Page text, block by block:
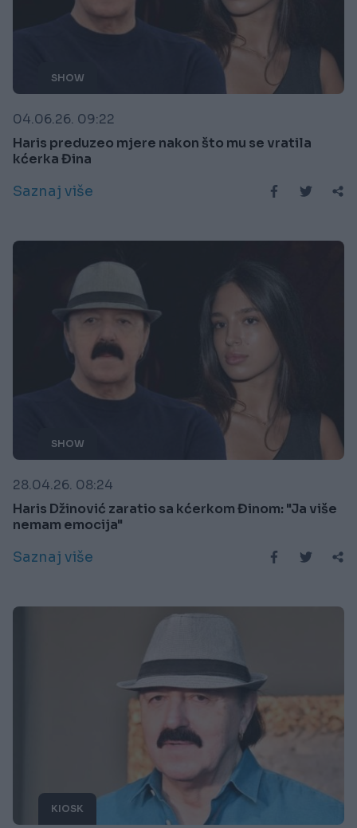
SHOW
04.06.26. 09:22
Haris preduzeo mjere nakon što mu se vratila
kćerka Đina
Saznaj više
SHOW
28.04.26. 08:24
Haris Džinović zaratio sa kćerkom Đinom: "Ja više
nemam emocija"
Saznaj više
KIOSK